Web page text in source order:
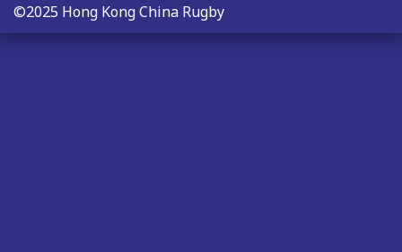
©2025 Hong Kong China Rugby